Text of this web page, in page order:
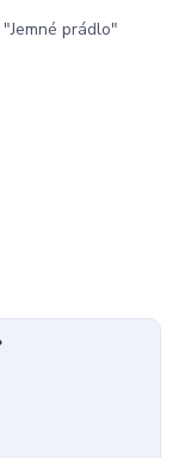
prádlo"